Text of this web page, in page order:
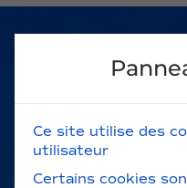
Ce site utilise des
utilisateur
Certains cookies